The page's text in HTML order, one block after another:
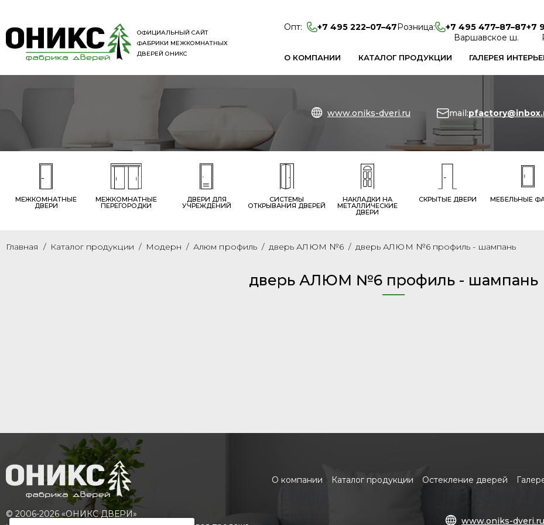
ОФИЦИАЛЬНЫЙ САЙТ
ФАБРИКИ МЕЖКОМНАТНЫХ
ДВЕРЕЙ ОНИКС
Опт: +7 495 222–07–47Розница:
+7 495 477–87–87
Варшавское ш.
+7
О КОМПАНИИ КАТАЛОГ ПРОДУКЦИИ ГАЛЕРЕЯ
www.oniks-dveri.ru mail:
МЕЖКОМНАТНЫЕ
ДВЕРИ
МЕЖКОМНАТНЫЕ
ПЕРЕГОРОДКИ
ДВЕРИ ДЛЯ
УЧРЕЖДЕНИЙ
СИСТЕМЫ
ОТКРЫВАНИЯ ДВЕРЕЙ
НАКЛАДКИ НА
МЕТАЛЛИЧЕСКИЕ
ДВЕРИ
СКРЫТЫЕ ДВЕРИ МЕБЕЛЬНЫЕ
Главная Каталог продукции Модерн Алюм профиль дверь АЛЮМ №6 дверь АЛЮМ №6 профиль - шампань
дверь АЛЮМ №6 профиль - шампань
О компании Каталог продукции Остекление дверей
© 2006-2026 «ОНИКС ДВЕРИ»
www.oniks-dveri.ru